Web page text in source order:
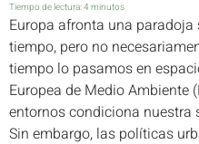
Tiempo de lectura:4 minutos
Europa afronta una
tiempo, pero no
tiempo lo pasamos en
Europea de Medio Ambiente
entornos condiciona
Sin embargo, las políticas